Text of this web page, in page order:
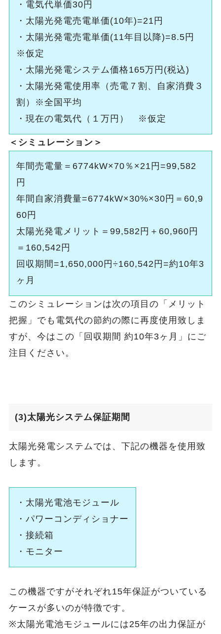
・電気代単価30円
・太陽光発電売電単価(10年)=21円
・太陽光発電売電単価(11年目以降)=8.5円
※仮定
・太陽光発電システム価格165万円(税込)
・太陽光発電使用率（売電７割、自家消費３
割）※全国平均
・現在の電気代（１万円） ※仮定
＜シミュレーション＞
年間売電量＝6774kW×70％×21円=99,582
円
年間自家消費量=6774kW×30%×30円＝60,9
60円
太陽光発電メリット＝99,582円＋60,960円
＝160,542円
回収期間=1,650,000円÷160,542円=約10年3
ヶ月
このシミュレーションは次の項目の「メリット
把握」でも電気代の節約の際に再度使用致しま
すが、今はこの「回収期間 約10年3ヶ月」にご
注目ください。
(3)太陽光システム保証期間
太陽光発電システムでは、下記の機器を使用致
します。
・太陽光電池モジュール
・パワーコンディショナー
・接続箱
・モニター
この機器ですがそれぞれ15年保証がついている
ケースが多いのが特徴です。
※太陽光電池モジュールには25年の出力保証が